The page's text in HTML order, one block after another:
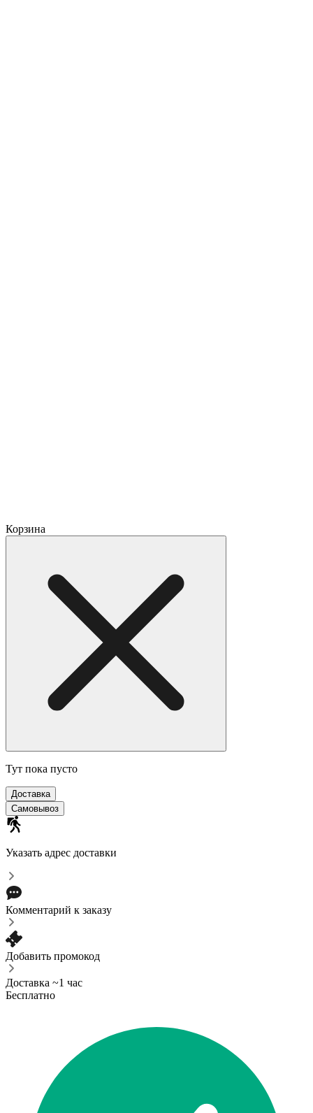
Корзина
Тут пока пусто
Доставка
Самовывоз
Указать адрес доставки
Комментарий к заказу
Добавить промокод
Доставка ~1 час
Бесплатно